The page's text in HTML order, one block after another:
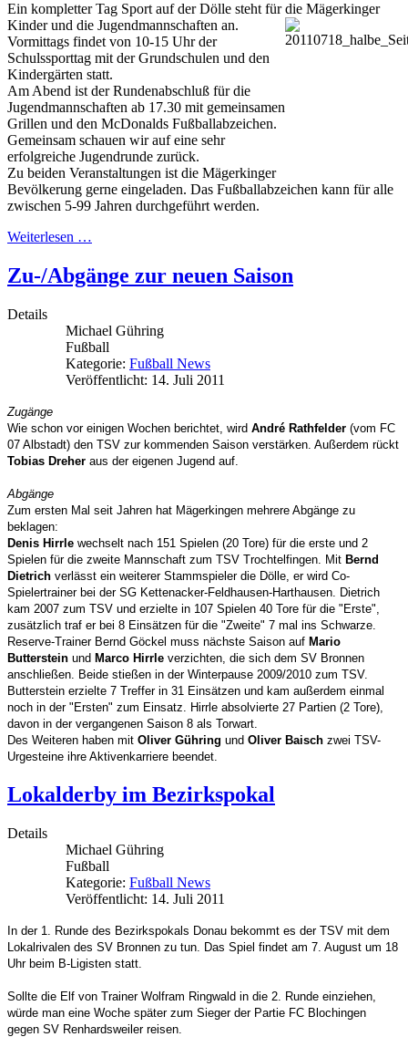
Ein kompletter Tag Sport auf der Dölle steht für die Mägerkinger
Kinder und die Jugendmannschaften an.
Vormittags findet von 10-15 Uhr der
Schulssporttag mit der Grundschulen und den
Kindergärten statt.
Am Abend ist der Rundenabschluß für die
Jugendmannschaften ab 17.30 mit gemeinsamen
Grillen und den McDonalds Fußballabzeichen.
Gemeinsam schauen wir auf eine sehr
erfolgreiche Jugendrunde zurück.
Zu beiden Veranstaltungen ist die Mägerkinger
Bevölkerung gerne eingeladen. Das Fußballabzeichen kann für alle
zwischen 5-99 Jahren durchgeführt werden.
Weiterlesen …
Zu-/Abgänge zur neuen Saison
Details
Michael Gühring
Fußball
Kategorie: Fußball News
Veröffentlicht: 14. Juli 2011
Zugänge
Wie schon vor einigen Wochen berichtet, wird André Rathfelder (vom FC
07 Albstadt) den TSV zur kommenden Saison verstärken. Außerdem rückt
Tobias Dreher aus der eigenen Jugend auf.
Abgänge
Zum ersten Mal seit Jahren hat Mägerkingen mehrere Abgänge zu
beklagen:
Denis Hirrle wechselt nach 151 Spielen (20 Tore) für die erste und 2
Spielen für die zweite Mannschaft zum TSV Trochtelfingen. Mit Bernd
Dietrich verlässt ein weiterer Stammspieler die Dölle, er wird Co-
Spielertrainer bei der SG Kettenacker-Feldhausen-Harthausen. Dietrich
kam 2007 zum TSV und erzielte in 107 Spielen 40 Tore für die "Erste",
zusätzlich traf er bei 8 Einsätzen für die "Zweite" 7 mal ins Schwarze.
Reserve-Trainer Bernd Göckel muss nächste Saison auf Mario
Butterstein und Marco Hirrle verzichten, die sich dem SV Bronnen
anschließen. Beide stießen in der Winterpause 2009/2010 zum TSV.
Butterstein erzielte 7 Treffer in 31 Einsätzen und kam außerdem einmal
noch in der "Ersten" zum Einsatz. Hirrle absolvierte 27 Partien (2 Tore),
davon in der vergangenen Saison 8 als Torwart.
Des Weiteren haben mit Oliver Gühring und Oliver Baisch zwei TSV-
Urgesteine ihre Aktivenkarriere beendet.
Lokalderby im Bezirkspokal
Details
Michael Gühring
Fußball
Kategorie: Fußball News
Veröffentlicht: 14. Juli 2011
In der 1. Runde des Bezirkspokals Donau bekommt es der TSV mit dem
Lokalrivalen des SV Bronnen zu tun. Das Spiel findet am 7. August um 18
Uhr beim B-Ligisten statt.
Sollte die Elf von Trainer Wolfram Ringwald in die 2. Runde einziehen,
würde man eine Woche später zum Sieger der Partie FC Blochingen
gegen SV Renhardsweiler reisen.